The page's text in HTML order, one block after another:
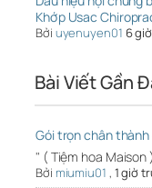
Khớp Usac
Bởi uyenuyen01 6
Bài Viết Gần
Gói trọn chân thành
" ( Tiệm hoa
Bởi miumiu01 , 1 giờ